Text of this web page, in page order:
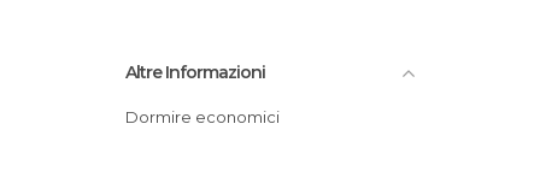
Altre Informazioni
Dormire economici